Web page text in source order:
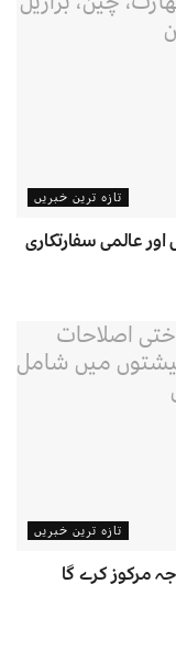
تازہ ترین خبریں
عالمی سفارتکاری
تازہ ترین خبریں
مرکوز کرے گا